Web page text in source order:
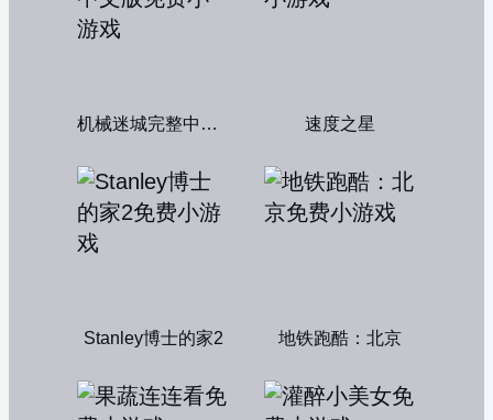
机械迷城完整中文版 速度之星
Stanley博士的家2 地铁跑酷：北京